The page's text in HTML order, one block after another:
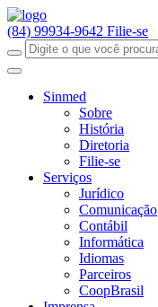
(84) 99934-9642 Filie-se
Sinmed
Sobre
História
Diretoria
Filie-se
Serviços
Jurídico
Comunicação
Contábil
Informática
Idiomas
Parceiros
CoopBrasil